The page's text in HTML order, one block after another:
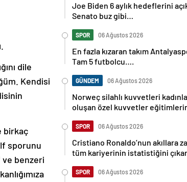
dile
Kendisi
birkaç
sporunu
ve benzeri
Joe Biden 6 aylık hedeflerini
Senato buz gibi…
SPOR 06 Ağustos 2026
En fazla kızaran takım
Tam 5 futbolcu….
GÜNDEM 06 Ağustos 2026
Norweç silahlı kuvvetleri
oluşan özel kuvvetler
SPOR 06 Ağustos 2026
Cristiano Ronaldo’nun akıllara
tüm kariyerinin istatistiğini
SPOR 06 Ağustos 2026